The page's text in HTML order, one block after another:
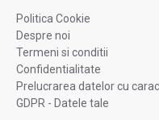
Politica Cookie
Despre noi
Termeni si conditii
Confidentialitate
Prelucrarea datelor cu
GDPR - Datele tale